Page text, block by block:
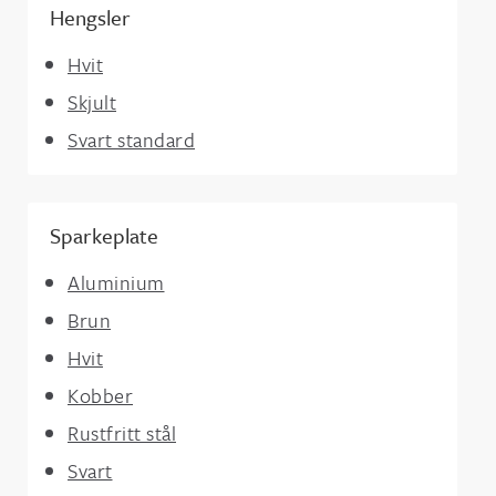
Hengsler
Hvit
Skjult
Svart standard
Sparkeplate
Aluminium
Brun
Hvit
Kobber
Rustfritt stål
Svart